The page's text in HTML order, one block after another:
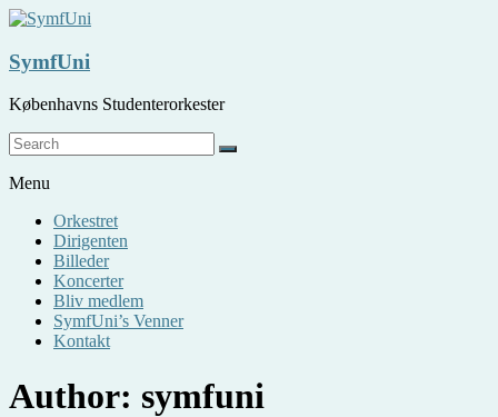
Skip
content
SymfUni
Københavns Studenterorkester
Menu
Orkestret
Dirigenten
Billeder
Koncerter
Bliv medlem
SymfUni’s Venner
Kontakt
Author: symfuni